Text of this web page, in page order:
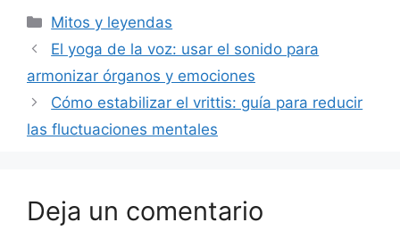
Categorías
Mitos y leyendas
El yoga de la voz: usar el sonido para
armonizar órganos y emociones
Cómo estabilizar el vrittis: guía para reducir
las fluctuaciones mentales
Deja un comentario